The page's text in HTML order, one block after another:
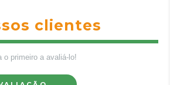
clientes
o primeiro a avaliá-lo!